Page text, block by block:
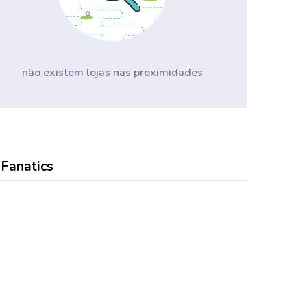
não existem lojas nas proximidades